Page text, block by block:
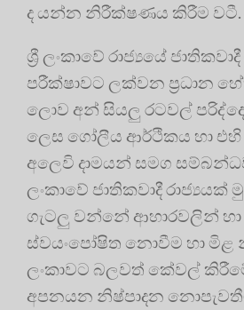
ද යන්න නිරීක්ෂණය කිරීම වටී.
ශ්‍රී ලංකාවේ රාජ්‍යයේ
පරීක්ෂාවට ලක්වන ප්‍රධාන
ලොව අන් සියලු රටවල්
ලෙස ගෝලීය ආර්ථිකය හා එහි
අලෙවි දාමයන් සමග
ලංකාවේ ජාතිකවාදී රාජ්‍යයක්
ගැටලු වන්නේ ආහාරවලින්
ස්වයංපෝෂිත නොවීම හා මිළ
ලංකාවට බලවත් කේවල්
අපනයන නිෂ්පාදන